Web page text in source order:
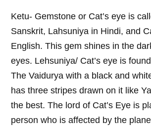
Ketu- Gemstone or Cat’s eye is
Sanskrit, Lahsuniya in Hindi, and
English. This gem shines in the
eyes. Lehsuniya/ Cat’s eye is
The Vaidurya with a black and
has three stripes drawn on it like
the best. The lord of Cat’s Eye is
person who is affected by the